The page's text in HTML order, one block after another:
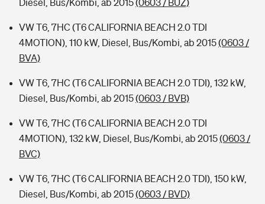
Diesel, Bus/Kombi, ab 2015(0603 / BUZ)
VW T6, 7HC (T6 CALIFORNIA BEACH 2.0 TDI
4MOTION), 110 kW, Diesel, Bus/Kombi, ab 2015(0603 /
BVA)
VW T6, 7HC (T6 CALIFORNIA BEACH 2.0 TDI), 132 kW,
Diesel, Bus/Kombi, ab 2015(0603 / BVB)
VW T6, 7HC (T6 CALIFORNIA BEACH 2.0 TDI
4MOTION), 132 kW, Diesel, Bus/Kombi, ab 2015(0603 /
BVC)
VW T6, 7HC (T6 CALIFORNIA BEACH 2.0 TDI), 150 kW,
Diesel, Bus/Kombi, ab 2015(0603 / BVD)